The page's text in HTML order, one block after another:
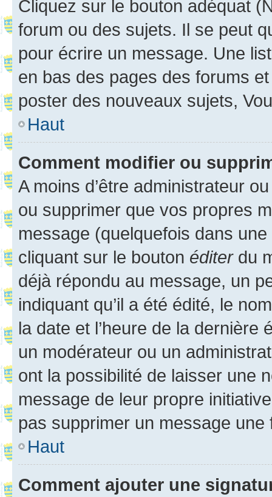
Cliquez sur le bouton adéquat
forum ou des sujets. Il se peut
pour écrire un message. Une
en bas des pages des forums
poster des nouveaux sujets,
Haut
Comment modifier ou
A moins d’être administrateur
ou supprimer que vos propres
message (quelquefois dans
cliquant sur le bouton éditerdu
déjà répondu au message, un
indiquant qu’il a été édité, le
la date et l’heure de la dernière
un modérateur ou un
ont la possibilité de laisser une
message de leur propre
pas supprimer un message une
Haut
Comment ajouter une